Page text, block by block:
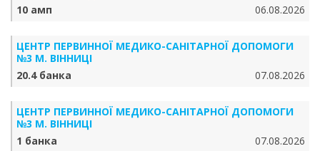
10 амп
06.08.2026
ЦЕНТР ПЕРВИННОЇ МЕДИКО-САНІТАРНОЇ ДОПОМОГИ
№3 М. ВІННИЦІ
20.4 банка
07.08.2026
ЦЕНТР ПЕРВИННОЇ МЕДИКО-САНІТАРНОЇ ДОПОМОГИ
№3 М. ВІННИЦІ
1 банка
07.08.2026